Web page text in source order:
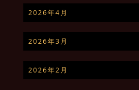
2026年4月
2026年3月
2026年2月